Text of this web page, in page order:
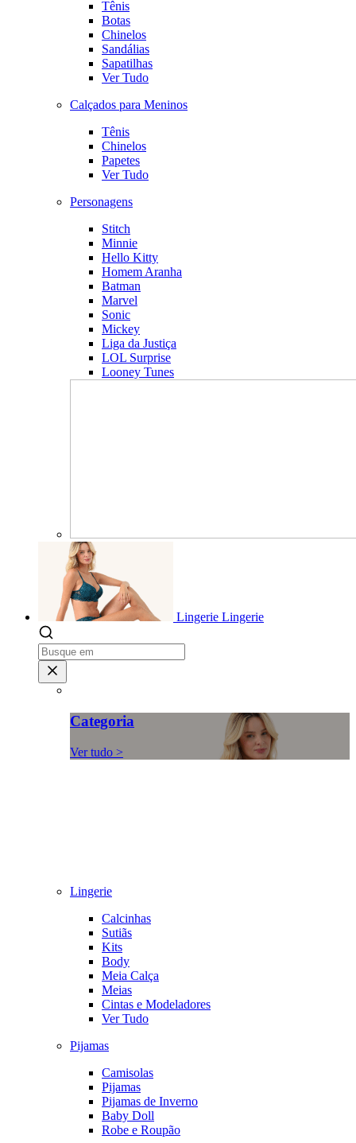
Tênis
Botas
Chinelos
Sandálias
Sapatilhas
Ver Tudo
Calçados para Meninos
Tênis
Chinelos
Papetes
Ver Tudo
Personagens
Stitch
Minnie
Hello Kitty
Homem Aranha
Batman
Marvel
Sonic
Mickey
Liga da Justiça
LOL Surprise
Looney Tunes
Lingerie Lingerie
Categoria
Ver tudo >
Lingerie
Calcinhas
Sutiãs
Kits
Body
Meia Calça
Meias
Cintas e Modeladores
Ver Tudo
Pijamas
Camisolas
Pijamas
Pijamas de Inverno
Baby Doll
Robe e Roupão